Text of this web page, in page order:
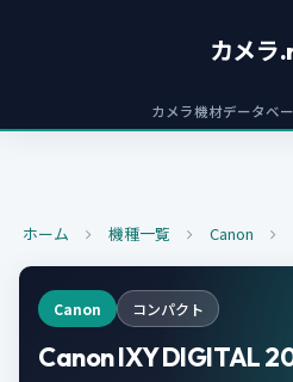
カメラ
カメラ機材データベ
ホーム 機種一覧 Canon
Canon コンパクト
Canon IXY DIGITAL